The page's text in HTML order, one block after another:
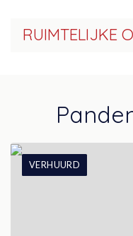
RUIMTELIJKE
VERHUURD